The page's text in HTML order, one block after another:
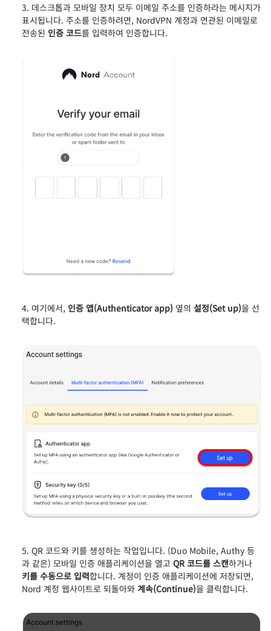
데스크톱과 모바일 장치 모두 이메일 주소를 인증하라는 메시지가
표시됩니다. 주소를 인증하려면, NordVPN 계정과 연관된 이메일로
전송된 인증 코드를 입력하여 인증합니다.
여기에서, 인증 앱(Authenticator app) 옆의 설정(Set up)을 선
택합니다.
QR 코드와 키를 생성하는 작업입니다. (Duo Mobile, Authy 등
과 같은) 모바일 인증 애플리케이션을 열고 QR 코드를 스캔하거나
키를 수동으로 입력합니다. 계정이 인증 애플리케이션에 저장되면,
Nord 계정 웹사이트로 되돌아와 계속(Continue)을 클릭합니다.